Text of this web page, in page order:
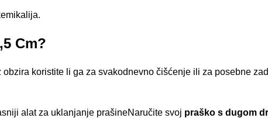
Cm?
koristite li ga za svakodnevno čišćenje ili za posebne
alat za uklanjanje prašineNaručite svoj praško s dugom